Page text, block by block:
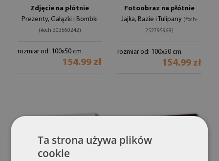
Zdjęcie na płótnie
Prezenty, Gałązki i Bombki
(#och-303560242)
rozmiar od: 100x50 cm
154.99 zł
Fotoobraz na płótnie
Jajka, Bazie i Tulipany (#och-
252795968)
rozmiar od: 100x50 cm
154.99 zł
Ta strona używa plików
cookie